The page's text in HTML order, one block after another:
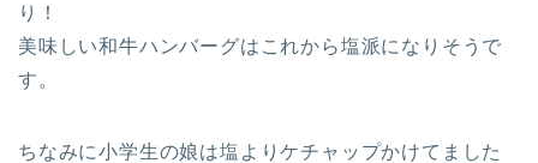
り！
美味しい和牛ハンバーグはこれから塩派になりそうで
す。
ちなみに小学生の娘は塩よりケチャップかけてました